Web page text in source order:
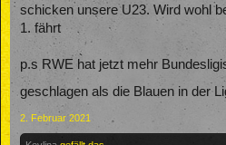
schicken unsere U23. Wird wohl
1. fährt
p.s RWE hat jetzt mehr
geschlagen als die Blauen in der
2. Februar 2021